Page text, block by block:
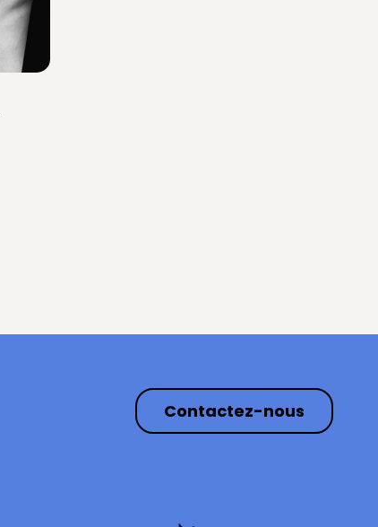
Contactez-nous